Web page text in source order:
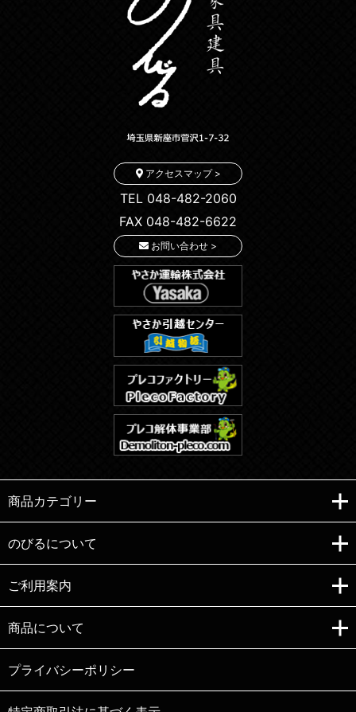
アクセスマップ >
TEL 048-482-2060
FAX 048-482-6622
お問い合わせ >
商品カテゴリー
のびるについて
ご利用案内
商品について
プライバシーポリシー
Copyright (C)e-nobiru All right reserved.